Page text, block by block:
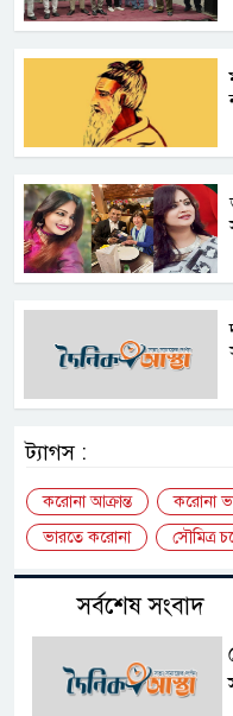
ট্যাগস :
করোনা আক্রান্ত করোনা
ভারতে করোনা
সৌমিত্র
সর্বশেষ সংবাদ